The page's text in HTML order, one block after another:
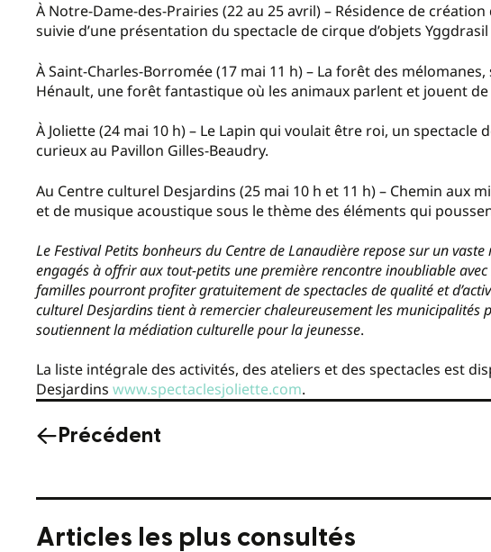
À Notre-Dame-des-Prairies (22 au 25 avril) – Résidence de
suivie d’une présentation du spectacle de cirque d’objets
À Saint-Charles-Borromée (17 mai 11 h) – La forêt des
Hénault, une forêt fantastique où les animaux parlent et jouent de
À Joliette (24 mai 10 h) – Le Lapin qui voulait être roi, un
curieux au Pavillon Gilles-Beaudry.
Au Centre culturel Desjardins (25 mai 10 h et 11 h) – Chemin aux
et de musique acoustique sous le thème des éléments qui
Le Festival Petits bonheurs du Centre de Lanaudière repose sur un
engagés à offrir aux tout-petits une première rencontre inoubliable
familles pourront profiter gratuitement de spectacles de qualité et
culturel Desjardins tient à remercier chaleureusement les municipalités
soutiennent la médiation culturelle pour la jeunesse.
La liste intégrale des activités, des ateliers et des spectacles est
Desjardins www.spectaclesjoliette.com.
Précédent
Articles les plus consultés